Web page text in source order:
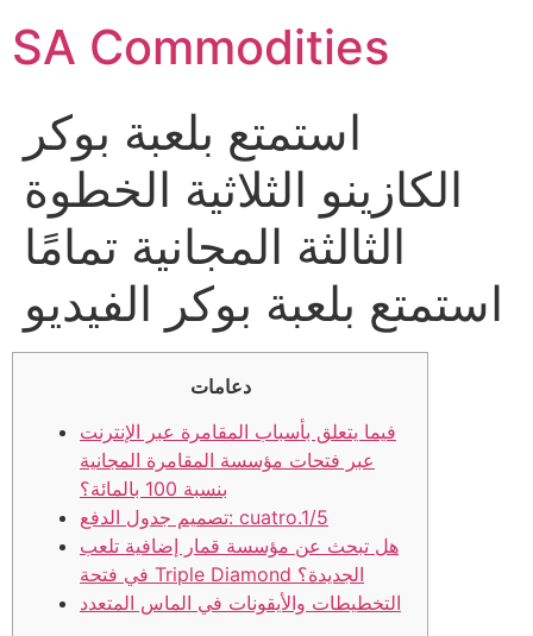
SA Commodities
استمتع بلعبة بوكر
الكازينو الثلاثية الخطوة
الثالثة المجانية تمامًا
استمتع بلعبة بوكر الفيديو
دعامات
فيما يتعلق بأسباب المقامرة عبر الإنترنت
عبر فتحات مؤسسة المقامرة المجانية
بنسبة 100 بالمائة؟
تصميم جدول الدفع: cuatro.1/5
هل تبحث عن مؤسسة قمار إضافية تلعب
في فتحة Triple Diamond الجديدة؟
التخطيطات والأيقونات في الماس المتعدد